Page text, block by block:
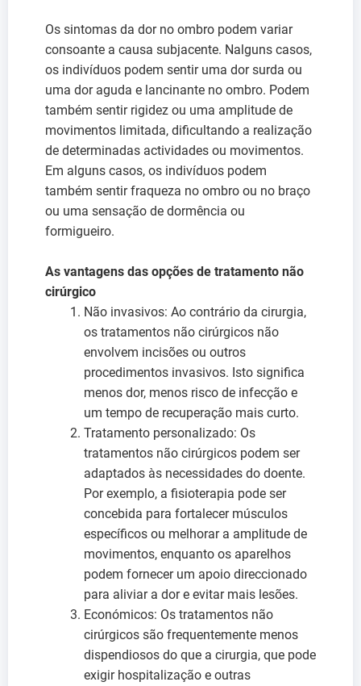
Os sintomas da dor no ombro podem variar
consoante a causa subjacente. Nalguns casos,
os indivíduos podem sentir uma dor surda ou
uma dor aguda e lancinante no ombro. Podem
também sentir rigidez ou uma amplitude de
movimentos limitada, dificultando a realização
de determinadas actividades ou movimentos.
Em alguns casos, os indivíduos podem
também sentir fraqueza no ombro ou no braço
ou uma sensação de dormência ou
formigueiro.
As vantagens das opções de tratamento não
cirúrgico
Não invasivos: Ao contrário da cirurgia,
os tratamentos não cirúrgicos não
envolvem incisões ou outros
procedimentos invasivos. Isto significa
menos dor, menos risco de infecção e
um tempo de recuperação mais curto.
Tratamento personalizado: Os
tratamentos não cirúrgicos podem ser
adaptados às necessidades do doente.
Por exemplo, a fisioterapia pode ser
concebida para fortalecer músculos
específicos ou melhorar a amplitude de
movimentos, enquanto os aparelhos
podem fornecer um apoio direccionado
para aliviar a dor e evitar mais lesões.
Económicos: Os tratamentos não
cirúrgicos são frequentemente menos
dispendiosos do que a cirurgia, que pode
exigir hospitalização e outras